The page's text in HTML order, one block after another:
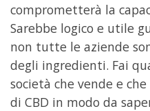
comprometterà la
Sarebbe logico e utile
non tutte le aziende
degli ingredienti. Fai
società che vende e
di CBD in modo da